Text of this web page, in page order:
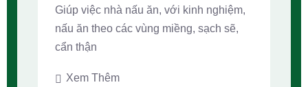
Giúp việc nhà nấu ăn, với kinh nghiệm,
nấu ăn theo các vùng miềng, sạch sẽ,
cẩn thận
Xem Thêm